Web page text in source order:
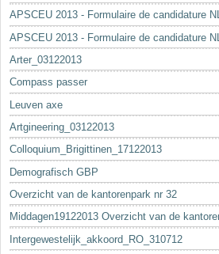
APSCEU 2013 - Formulaire de candidature
APSCEU 2013 - Formulaire de candidature
Arter_03122013
Compass passer
Leuven axe
Artgineering_03122013
Colloquium_Brigittinen_17122013
Demografisch GBP
Overzicht van de kantorenpark nr 32
Middagen19122013 Overzicht van de
Intergewestelijk_akkoord_RO_310712